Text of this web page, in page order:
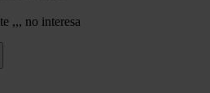
,,, no interesa